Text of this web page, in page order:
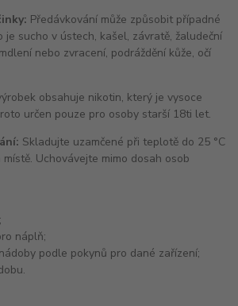
Předávkování může způsobit případné
je sucho v ústech, kašel, závratě, žaludeční
nebo zvracení, podráždění kůže, očí
obsahuje nikotin, který je vysoce
určen pouze pro osoby starší 18ti let.
Skladujte uzamčené při teplotě do 25 °C
Uchovávejte mimo dosah osob
náplň;
podle pokynů pro dané zařízení;